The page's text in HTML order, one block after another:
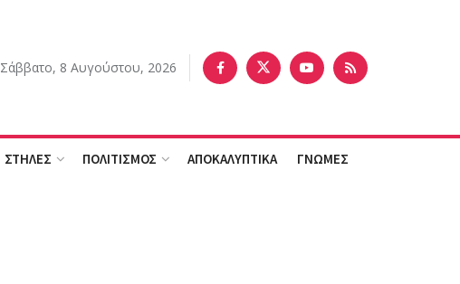
Σάββατο, 8 Αυγούστου, 2026
ΣΤΗΛΕΣ ΠΟΛΙΤΙΣΜΟΣ ΑΠΟΚΑΛΥΠΤΙΚΑ ΓΝΩΜΕΣ